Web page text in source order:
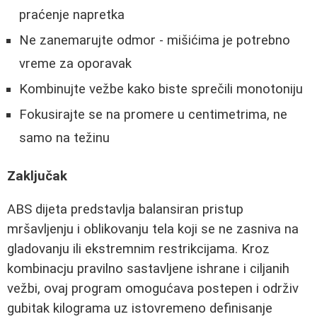
praćenje napretka
Ne zanemarujte odmor - mišićima je potrebno
vreme za oporavak
Kombinujte vežbe kako biste sprečili monotoniju
Fokusirajte se na promere u centimetrima, ne
samo na težinu
Zaključak
ABS dijeta predstavlja balansiran pristup
mršavljenju i oblikovanju tela koji se ne zasniva na
gladovanju ili ekstremnim restrikcijama. Kroz
kombinacju pravilno sastavljene ishrane i ciljanih
vežbi, ovaj program omogućava postepen i održiv
gubitak kilograma uz istovremeno definisanje